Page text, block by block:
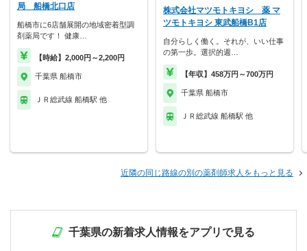
局 船橋北口店
船橋市に6店舗展開の地域密着型調
剤薬局です！ 健康…
【時給】2,000円～2,200円
千葉県 船橋市
ＪＲ総武線 船橋駅 他
株式会社マツモトキヨシ 薬 マ
ツモトキヨシ 東武船橋B1店
自分らしく働く。それが、いい仕事
の第一歩。選択的週…
【年収】458万円～700万円
千葉県 船橋市
ＪＲ総武線 船橋駅 他
近隣の同じ路線の別の薬剤師求人をもっと見る
千葉県の新着求人情報をアプリで見る